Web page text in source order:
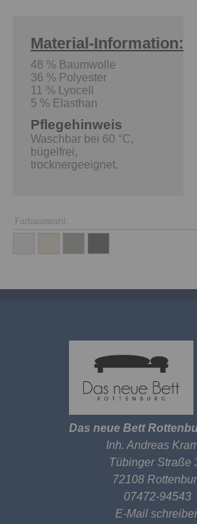
Material-Information:
48 % Baumwolle
36 % Polyester
11 % Lyocell
5 % Elasthan
Pflegehinweis
Waschbar bei 60 °C,
bügelfrei,
trocknergeeignet.
Farbauswahl:
Das neue Bett
Inh. Andreas
Tübinger Straße
72108
07472-94543
E-Mail